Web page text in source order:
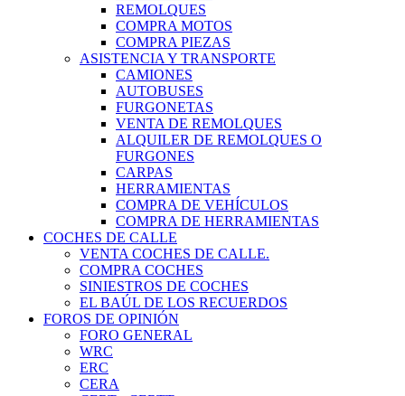
REMOLQUES
COMPRA MOTOS
COMPRA PIEZAS
ASISTENCIA Y TRANSPORTE
CAMIONES
AUTOBUSES
FURGONETAS
VENTA DE REMOLQUES
ALQUILER DE REMOLQUES O
FURGONES
CARPAS
HERRAMIENTAS
COMPRA DE VEHÍCULOS
COMPRA DE HERRAMIENTAS
COCHES DE CALLE
VENTA COCHES DE CALLE.
COMPRA COCHES
SINIESTROS DE COCHES
EL BAÚL DE LOS RECUERDOS
FOROS DE OPINIÓN
FORO GENERAL
WRC
ERC
CERA